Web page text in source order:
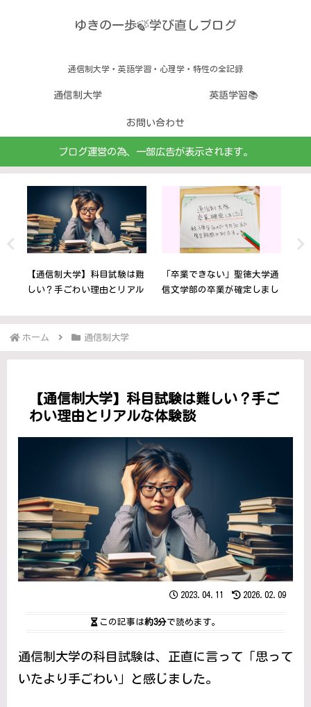
ゆきの一歩🍃学び直しブログ
通信制大学・英語学習・心理学・特性の全記録
通信制大学 英語学習📚
お問い合わせ
ブログ運営の為、一部広告が表示されます。
【通信制大学】科目試験は難
しい？手ごわい理由とリアル
「卒業できない」聖徳大学通
信文学部の卒業が確定しまし
ホーム 通信制大学
【通信制大学】科目試験は難しい？手ご
わい理由とリアルな体験談
2023.04.11 2026.02.09
この記事は約3分で読めます。
通信制大学の科目試験は、正直に言って「思って
いたより手ごわい」と感じました。